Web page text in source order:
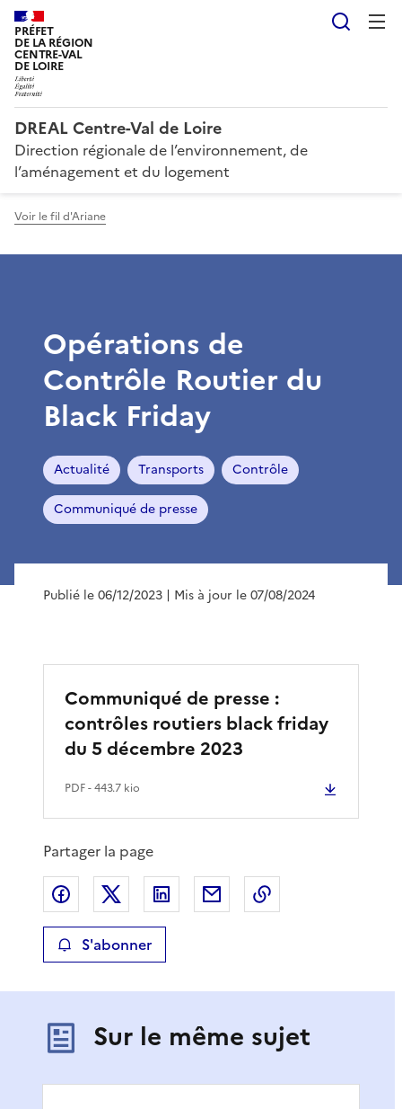
PRÉFET
DE LA RÉGION
CENTRE-VAL
DE LOIRE
DREAL Centre-Val de Loire
Direction régionale de l’environnement, de
l’aménagement et du logement
Voir le fil d'Ariane
Opérations de
Contrôle Routier du
Black Friday
Actualité Transports Contrôle
Communiqué de presse
Publié le 06/12/2023 | Mis à jour le 07/08/2024
Communiqué de presse :
contrôles routiers black friday
du 5 décembre 2023
PDF- 443.7 kio
Partager la page
Partager sur Facebook
Partager sur XPartager sur LinkedIn
Partager par email
S'abonner
Sur le même sujet